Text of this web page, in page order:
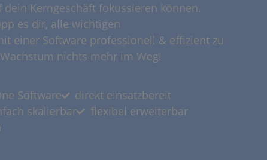
Kerngeschäft fokussieren können.
es dir, alle wichtigen
einer Software professionell & effizient zu
nichts mehr im Weg!
Software
direkt einsatzbereit
skalierbar
flexibel erweiterbar